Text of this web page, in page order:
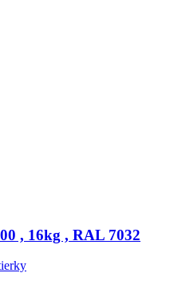
, 16kg , RAL 7032